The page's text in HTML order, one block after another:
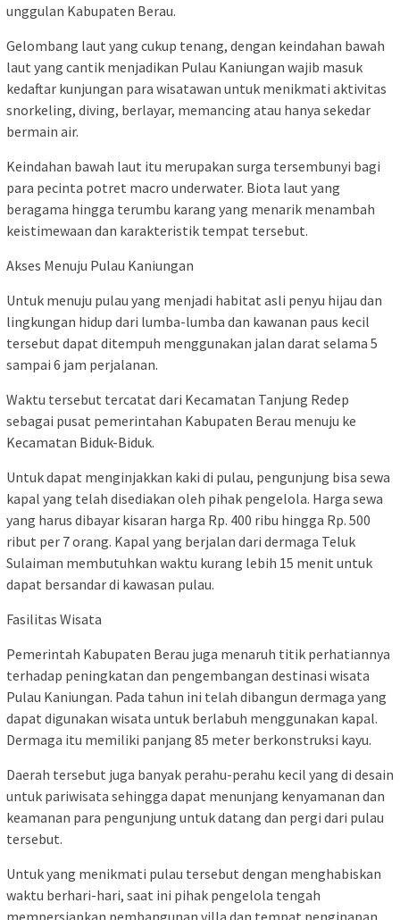
unggulan Kabupaten Berau.
Gelombang laut yang cukup tenang, dengan keindahan bawah
laut yang cantik menjadikan Pulau Kaniungan wajib masuk
kedaftar kunjungan para wisatawan untuk menikmati aktivitas
snorkeling, diving, berlayar, memancing atau hanya sekedar
bermain air.
Keindahan bawah laut itu merupakan surga tersembunyi bagi
para pecinta potret macro underwater. Biota laut yang
beragama hingga terumbu karang yang menarik menambah
keistimewaan dan karakteristik tempat tersebut.
Akses Menuju Pulau Kaniungan
Untuk menuju pulau yang menjadi habitat asli penyu hijau dan
lingkungan hidup dari lumba-lumba dan kawanan paus kecil
tersebut dapat ditempuh menggunakan jalan darat selama 5
sampai 6 jam perjalanan.
Waktu tersebut tercatat dari Kecamatan Tanjung Redep
sebagai pusat pemerintahan Kabupaten Berau menuju ke
Kecamatan Biduk-Biduk.
Untuk dapat menginjakkan kaki di pulau, pengunjung bisa sewa
kapal yang telah disediakan oleh pihak pengelola. Harga sewa
yang harus dibayar kisaran harga Rp. 400 ribu hingga Rp. 500
ribut per 7 orang. Kapal yang berjalan dari dermaga Teluk
Sulaiman membutuhkan waktu kurang lebih 15 menit untuk
dapat bersandar di kawasan pulau.
Fasilitas Wisata
Pemerintah Kabupaten Berau juga menaruh titik perhatiannya
terhadap peningkatan dan pengembangan destinasi wisata
Pulau Kaniungan. Pada tahun ini telah dibangun dermaga yang
dapat digunakan wisata untuk berlabuh menggunakan kapal.
Dermaga itu memiliki panjang 85 meter berkonstruksi kayu.
Daerah tersebut juga banyak perahu-perahu kecil yang di desain
untuk pariwisata sehingga dapat menunjang kenyamanan dan
keamanan para pengunjung untuk datang dan pergi dari pulau
tersebut.
Untuk yang menikmati pulau tersebut dengan menghabiskan
waktu berhari-hari, saat ini pihak pengelola tengah
mempersiapkan pembangunan villa dan tempat penginapan.